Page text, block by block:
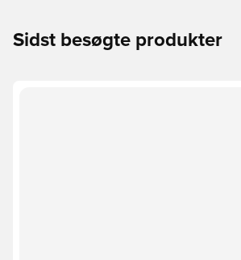
Sidst besøgte produkter